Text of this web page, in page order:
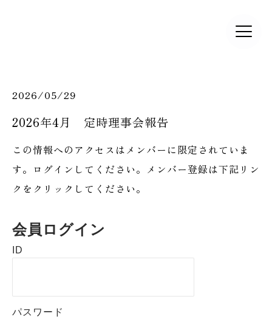
2026/05/29
2026年4月 定時理事会報告
この情報へのアクセスはメンバーに限定されていま
す。ログインしてください。メンバー登録は下記リン
クをクリックしてください。
会員ログイン
ID
パスワード